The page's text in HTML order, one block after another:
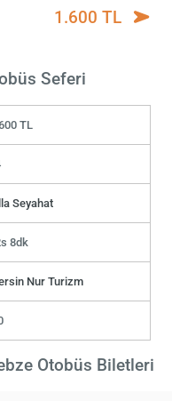
1.600 TL
Seferi
TL
Seyahat
8dk
Nur Turizm
Otobüs Biletleri